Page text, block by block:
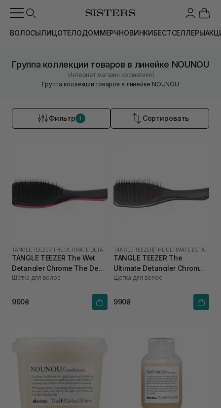
ВОЛОСЫЛИЦОТЕЛОДОММЕРЧНОВИНКИБЕСТСЕЛЛЕРЫ
Группа коллекции товаров в линейке NOUNOU
Интернет магазин косметики
Группа коллекции товаров в линейке NOUNOU
Фильтр 1 Сортировать
TANGLE TEEZER
TANGLE TEEZER The Wet
Detangler Chrome The Devil
Wears Prada
Щетка для волос
990₴
TANGLE TEEZER
TANGLE TEEZER The
Ultimate Detangler Chrome
Midnight Silver
Щетка для волос
990₴